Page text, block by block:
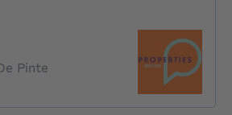
Pinte